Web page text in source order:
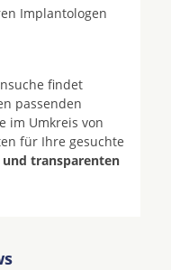
Implantologen
findet
passenden
im Umkreis von
für Ihre gesuchte
und transparenten